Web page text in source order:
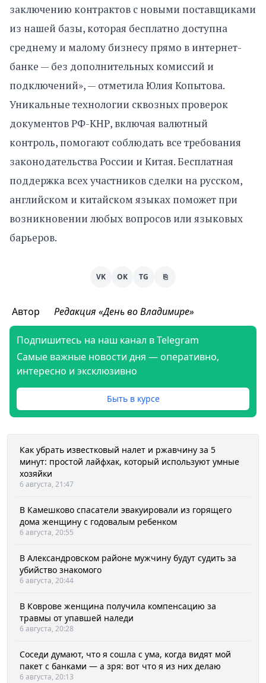
заключению контрактов с новыми поставщиками
из нашей базы, которая бесплатно доступна
среднему и малому бизнесу прямо в интернет-
банке — без дополнительных комиссий и
подключений», — отметила Юлия Копытова.
Уникальные технологии сквозных проверок
документов РФ-КНР, включая валютный
контроль, помогают соблюдать все требования
законодательства России и Китая. Бесплатная
поддержка всех участников сделки на русском,
английском и китайском языках поможет при
возникновении любых вопросов или языковых
барьеров.
VK OK TG ⎘
Автор Редакция «День во Владимире»
Подпишитесь на наш канал в Telegram
Самые важные новости дня — оперативно,
интересно и эксклюзивно
Быть в курсе
Как убрать известковый налет и ржавчину за 5
минут: простой лайфхак, который используют умные
хозяйки
6 августа, 21:47
В Камешково спасатели эвакуировали из горящего
дома женщину с годовалым ребенком
6 августа, 20:55
В Александровском районе мужчину будут судить за
убийство знакомого
6 августа, 20:44
В Коврове женщина получила компенсацию за
травмы от упавшей наледи
6 августа, 20:28
Соседи думают, что я сошла с ума, когда видят мой
пакет с банками — а зря: вот что я из них делаю
6 августа, 20:13